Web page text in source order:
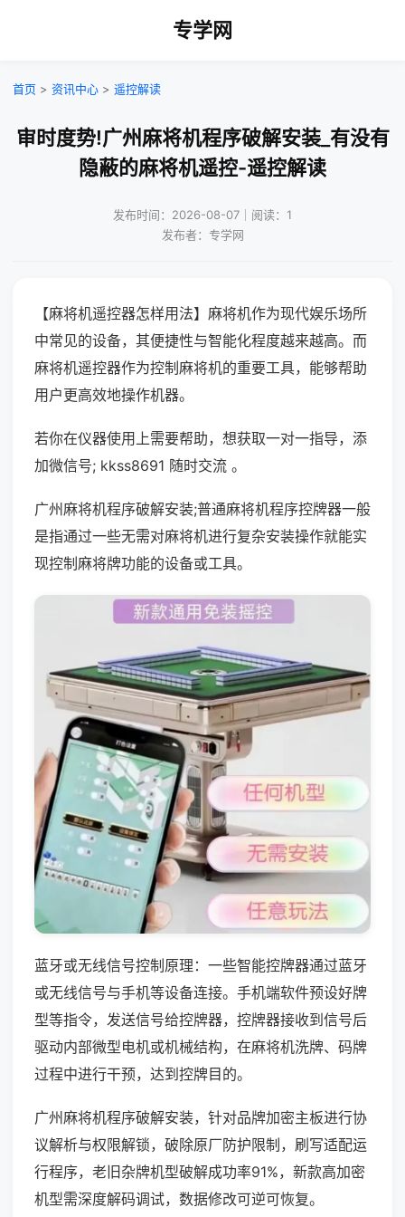
专学网
首页 > 资讯中心 > 遥控解读
审时度势!广州麻将机程序破解安装_有没有
隐蔽的麻将机遥控-遥控解读
发布时间：2026-08-07｜阅读：1
发布者：专学网
【麻将机遥控器怎样用法】麻将机作为现代娱乐场所
中常见的设备，其便捷性与智能化程度越来越高。而
麻将机遥控器作为控制麻将机的重要工具，能够帮助
用户更高效地操作机器。
若你在仪器使用上需要帮助，想获取一对一指导，添
加微信号; kkss8691 随时交流 。
广州麻将机程序破解安装;普通麻将机程序控牌器一般
是指通过一些无需对麻将机进行复杂安装操作就能实
现控制麻将牌功能的设备或工具。
蓝牙或无线信号控制原理：一些智能控牌器通过蓝牙
或无线信号与手机等设备连接。手机端软件预设好牌
型等指令，发送信号给控牌器，控牌器接收到信号后
驱动内部微型电机或机械结构，在麻将机洗牌、码牌
过程中进行干预，达到控牌目的。
广州麻将机程序破解安装，针对品牌加密主板进行协
议解析与权限解锁，破除原厂防护限制，刷写适配运
行程序，老旧杂牌机型破解成功率91%，新款高加密
机型需深度解码调试，数据修改可逆可恢复。